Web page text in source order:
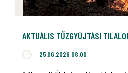
AKTUÁLIS TŰZGYÚJTÁSI
25.06.2026 08:00